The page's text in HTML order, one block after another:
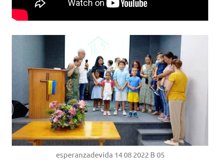
esperanzadevida 14 08 2022 B 05